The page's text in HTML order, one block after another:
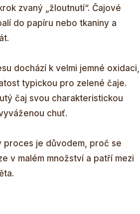
zvaný „žloutnutí“. Čajové
do papíru nebo tkaniny a
dochází k velmi jemné oxidaci,
typickou pro zelené čaje.
čaj svou charakteristickou
chuť.
proces je důvodem, proč se
v malém množství a patří mezi